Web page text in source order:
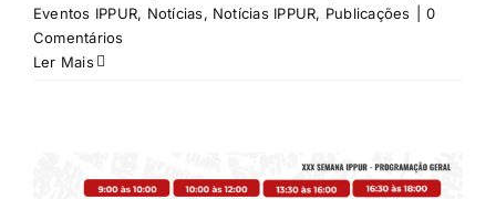
Eventos IPPUR, Notícias, Notícias IPPUR, Publicações
0
Comentários
Ler Mais